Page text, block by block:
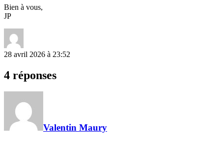
Bien à vous,
JP
28 avril 2026 à 23:52
4 réponses
Valentin Maury